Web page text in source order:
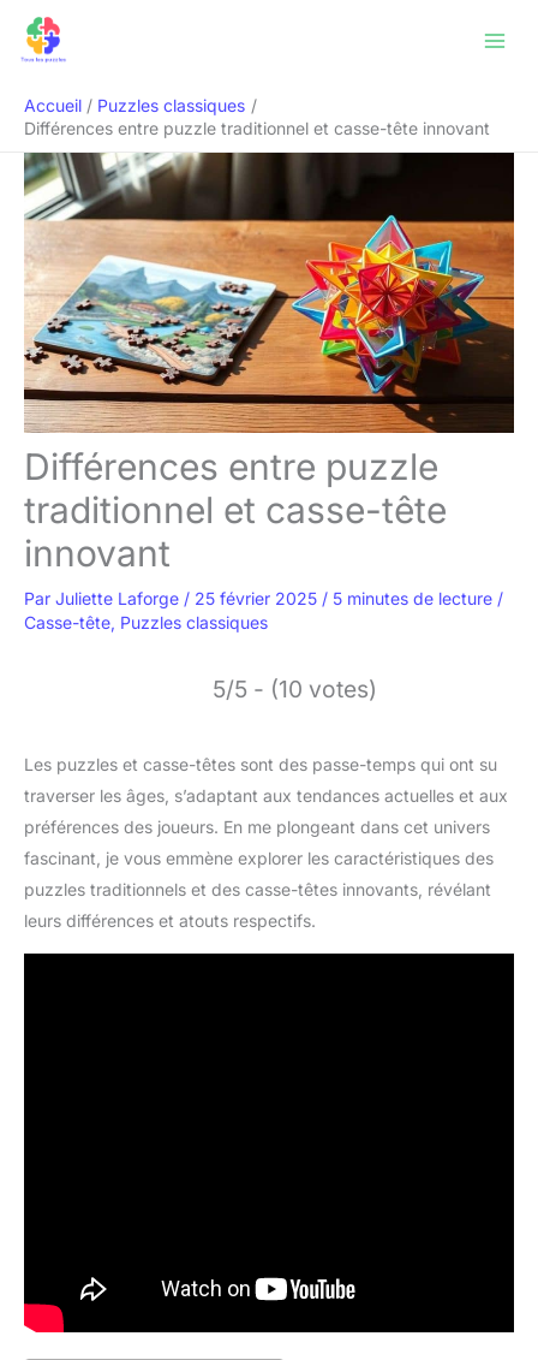
Accueil
Puzzles classiques
Différences entre puzzle traditionnel et casse-tête innovant
Différences entre puzzle
traditionnel et casse-tête
innovant
Par Juliette Laforge / 25 février 2025 / 5 minutes de lecture /
Casse-tête, Puzzles classiques
5/5 - (10 votes)
Les puzzles et casse-têtes sont des passe-temps qui ont su
traverser les âges, s’adaptant aux tendances actuelles et aux
préférences des joueurs. En me plongeant dans cet univers
fascinant, je vous emmène explorer les caractéristiques des
puzzles traditionnels et des casse-têtes innovants, révélant
leurs différences et atouts respectifs.
Rechercher